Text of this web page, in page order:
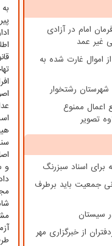
امام در آزادی
۵۸۰ همت از اموال غارت شده به
رشتخوار
اعمال ممنوع
تصویر
برای اسناد سبزرنگ
جمعیت باید برطرف
از خبرگزاری مهر
هیچ
و